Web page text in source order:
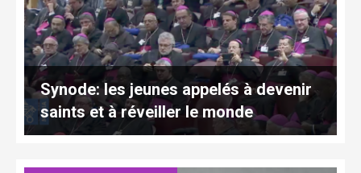
Synode: les jeunes appelés à devenir
saints et à réveiller le monde